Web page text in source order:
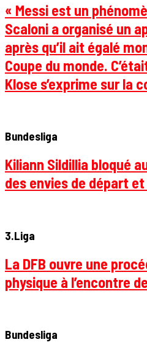
« Messi est un
Scaloni a organisé un
après qu’il ait égalé
Coupe du monde.
Klose s’exprime sur la
Bundesliga
Kiliann Sildillia bloqué
des envies de départ et
3.Liga
La DFB ouvre une
physique à l’encontre
Bundesliga